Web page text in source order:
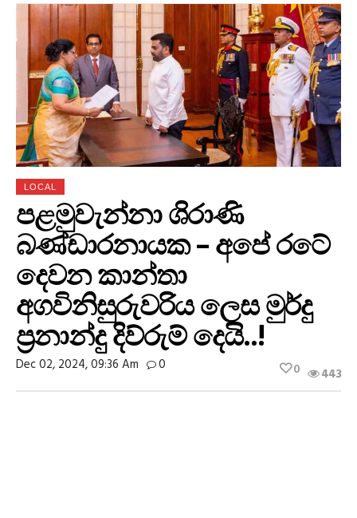
LOCAL
පළමුවැන්නා ශිරාණි
බණ්ඩාරනායක – අපේ රටේ
දෙවන කාන්තා
අගවිනිසුරුවරිය ලෙස මුර්දු
ප්‍රනාන්දු දිව්රුම් දෙයි..!
Dec 02, 2024, 09:36 Am 0 443
0